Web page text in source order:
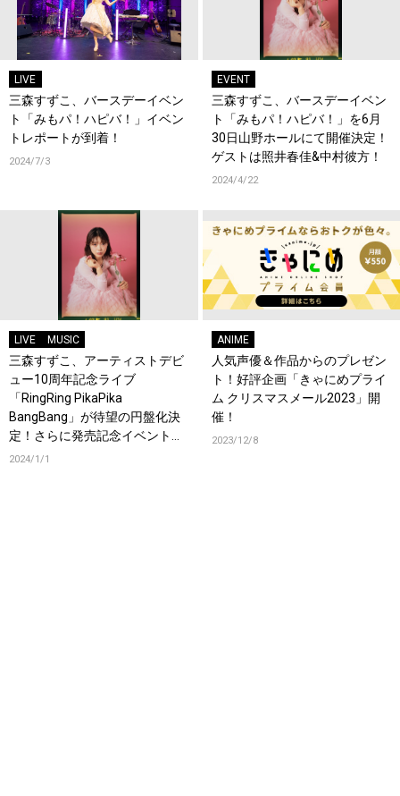
LIVE
三森すずこ、バースデーイベン
ト「みもパ！ハピバ！」イベン
トレポートが到着！
2024/7/3
EVENT
三森すずこ、バースデーイベン
ト「みもパ！ハピバ！」を6月
30日山野ホールにて開催決定！
ゲストは照井春佳&中村彼方！
2024/4/22
LIVE MUSIC
三森すずこ、アーティストデビ
ュー10周年記念ライブ
「RingRing PikaPika
BangBang」が待望の円盤化決
定！さらに発売記念イベントも
開催！
2024/1/1
ANIME
人気声優＆作品からのプレゼン
ト！好評企画「きゃにめプライ
ム クリスマスメール2023」開
催！
2023/12/8